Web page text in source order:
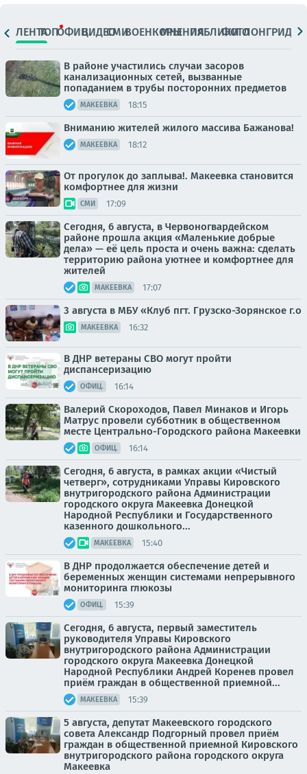
ЛЕНТАТОПОФИЦ.ВИДЕОСМИВОЕНКОРЫМНЕНИЯПАБЛИКИ
ФОТОЛОНГРИДЫ
В районе участились случаи засоров
канализационных сетей, вызванные
попаданием в трубы посторонних предметов
МАКЕЕВКА 18:15
Вниманию жителей жилого массива Бажанова!
МАКЕЕВКА 18:12
От прогулок до заплыва!. Макеевка становится
комфортнее для жизни
СМИ 17:09
Сегодня, 6 августа, в Червоногвардейском
районе прошла акция «Маленькие добрые
дела» — её цель проста и очень важна: сделать
территорию района уютнее и комфортнее для
жителей
МАКЕЕВКА 17:07
3 августа в МБУ «Клуб пгт. Грузско-Зорянское г.о
МАКЕЕВКА 16:32
В ДНР ветераны СВО могут пройти
диспансеризацию
ОФИЦ. 16:14
Валерий Скороходов, Павел Минаков и Игорь
Матрус провели субботник в общественном
месте Центрально-Городского района Макеевки
ОФИЦ. 16:14
Сегодня, 6 августа, в рамках акции «Чистый
четверг», сотрудниками Управы Кировского
внутригородского района Администрации
городского округа Макеевка Донецкой
Народной Республики и Государственного
казенного дошкольного...
МАКЕЕВКА 15:40
В ДНР продолжается обеспечение детей и
беременных женщин системами непрерывного
мониторинга глюкозы
ОФИЦ. 15:39
Сегодня, 6 августа, первый заместитель
руководителя Управы Кировского
внутригородского района Администрации
городского округа Макеевка Донецкой
Народной Республики Андрей Коренев провел
приём граждан в общественной приемной...
МАКЕЕВКА 15:39
5 августа, депутат Макеевского городского
совета Александр Подгорный провел приём
граждан в общественной приемной Кировского
внутригородского района городского округа
Макеевка